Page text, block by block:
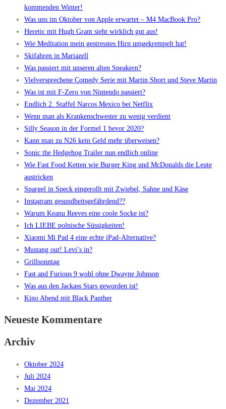
kommenden Winter!
Was uns im Oktober von Apple erwartet – M4 MacBook Pro?
Heretic mit Hugh Grant sieht wirklich gut aus!
Wie Meditation mein gestresstes Hirn umgekrempelt hat!
Skifahren in Mariazell
Was passiert mit unseren alten Sneakern?
Vielversprechene Comedy Serie mit Martin Short und Steve Martin
Was ist mit F-Zero von Nintendo passiert?
Endlich 2. Staffel Narcos Mexico bei Netflix
Wenn man als Krankenschwester zu wenig verdient
Silly Season in der Formel 1 bevor 2020?
Kann man zu N26 kein Geld mehr überweisen?
Sonic the Hedgehog Trailer nun endlich online
Wie Fast Food Ketten wie Burger King und McDonalds die Leute
austricken
Spargel in Speck eingerollt mit Zwiebel, Sahne und Käse
Instagram gesundheitsgefährdend??
Warum Keanu Reeves eine coole Socke ist?
Ich LIEBE polnische Süssigkeiten!
Xiaomi Mi Pad 4 eine echte iPad-Alternative?
Mustang out! Levi’s in?
Grillsonntag
Fast and Furious 9 wohl ohne Dwayne Johnson
Was aus den Jackass Stars geworden ist!
Kino Abend mit Black Panther
Neueste Kommentare
Archiv
Oktober 2024
Juli 2024
Mai 2024
Dezember 2021